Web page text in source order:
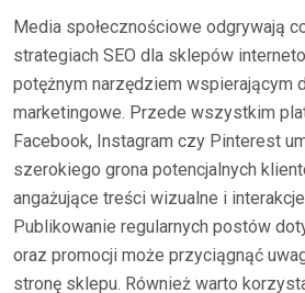
Media społecznościowe odgrywają
strategiach SEO dla sklepów
potężnym narzędziem wspierającym
marketingowe. Przede wszystkim
Facebook, Instagram czy Pinterest
szerokiego grona potencjalnych
angażujące treści wizualne i
Publikowanie regularnych postów
oraz promocji może przyciągnąć
stronę sklepu. Również warto